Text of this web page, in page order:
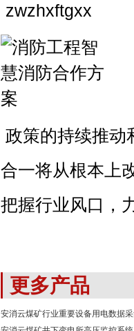
zwzhxftgxx
政策的持续推动
合一将从根本上
把握行业风口，
更多产品
安消云煤矿行业重要设备用电数据